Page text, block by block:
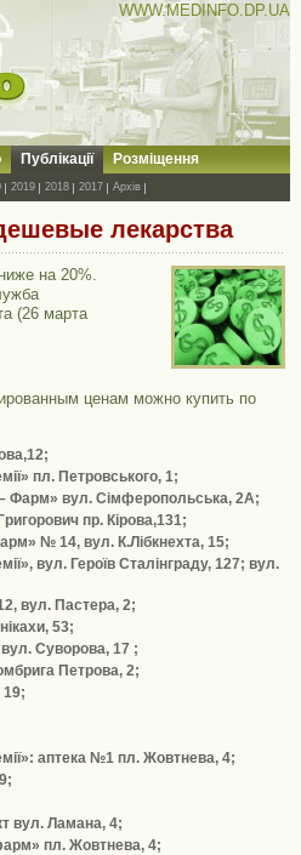
WWW.MEDINFO.DP.UA
Публікації Розміщення
2019 2018 2017 Архів
лекарства
на 20%.
(26 марта
ценам можно купить по
пл. Петровського, 1;
Фарм» вул. Сімферопольська, 2А;
пр. Кірова,131;
№ 14, вул. К.Лібкнехта, 15;
вул. Героїв Сталінграду, 127; вул.
вул. Пастера, 2;
53;
вул. Суворова, 17 ;
Петрова, 2;
19;
аптека №1 пл. Жовтнева, 4;
вул. Ламана, 4;
пл. Жовтнева, 4;